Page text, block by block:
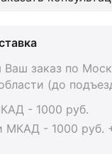
заказ по
(до
- 1000 руб.
МКАД - 1000 руб.